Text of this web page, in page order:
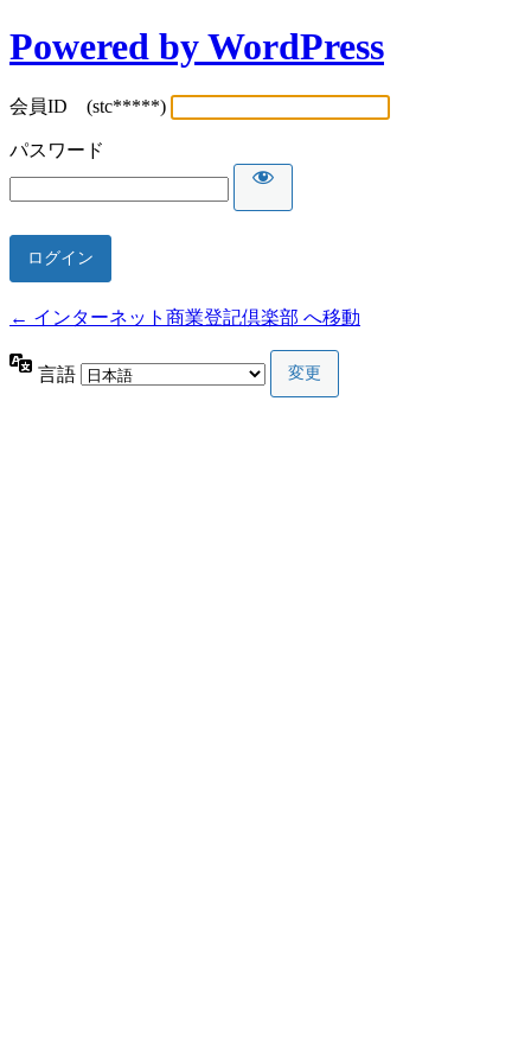
Powered by WordPress
会員ID (stc*****)
パスワード
← インターネット商業登記倶楽部 へ移動
言語